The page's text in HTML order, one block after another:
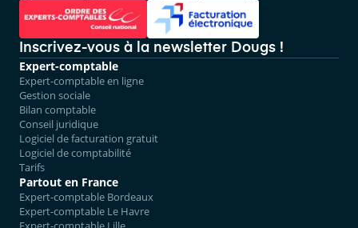
Inscrivez-vous à la newsletter Dougs !
Expert-comptable
Expert-comptable en ligne
Gestion sociale
Bilan comptable
Conseil juridique
Logiciel de facturation gratuit
Logiciel de comptabilité
Tarifs
Partout en France
Expert-comptable Bordeaux
Expert-comptable Le Havre